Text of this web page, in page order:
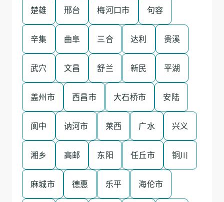
楚雄 邢台 梅河口市 句容
辛集 曲阜 三合 达利 贵溪
武穴 文昌 舒兰 新民 平湖
盖州市 西昌市 大石桥市 安陆
阆中 讷河市 莱西 广水 兴义
湘乡 高邮 东阳 任丘市 铜川
麻城市 德惠 乐平 海伦市